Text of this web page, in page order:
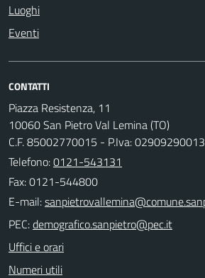
Luoghi
Eventi
CONTATTI
Piazza Resistenza, 11
10060 San Pietro Val Lemina (TO)
C.F. 85002770015 - P.Iva: 02909290013
Telefono:0121-543131
Fax: 0121-544800
E-mail:
PEC:
Uffici e orari
Numeri utili